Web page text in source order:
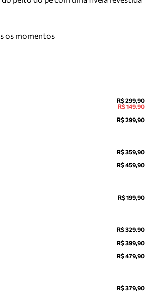
os momentos
R$ 299,90
R$ 149,90
R$ 299,90
R$ 359,90
R$ 459,90
R$ 199,90
R$ 329,90
R$ 399,90
R$ 479,90
R$ 379,90